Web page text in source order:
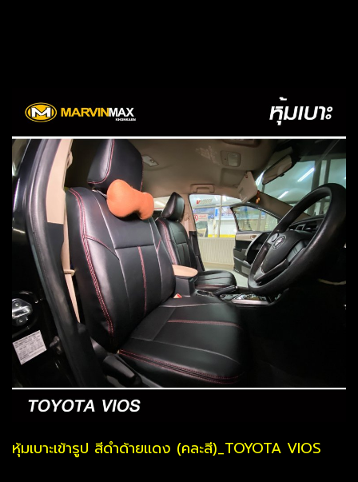
หุ้มเบาะเข้ารูป สีดำด้ายเเดง (คละสี)_TOYOTA VIOS